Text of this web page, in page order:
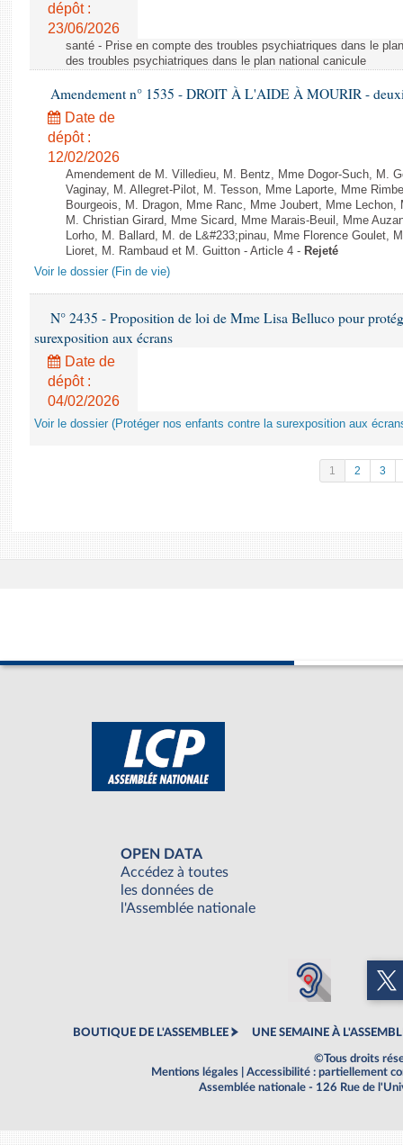
dépôt :
23/06/2026
santé - Prise en compte des troubles psychiatriques dans le
des troubles psychiatriques dans le plan national canicule
Amendement n° 1535 - DROIT À L'AIDE À MOURIR -
Date de
dépôt :
12/02/2026
Amendement de M. Villedieu, M. Bentz, Mme Dogor-Such, M.
Vaginay, M. Allegret-Pilot, M. Tesson, Mme Laporte, Mme
Bourgeois, M. Dragon, Mme Ranc, Mme Joubert, Mme
M. Christian Girard, Mme Sicard, Mme Marais-Beuil, Mme
Lorho, M. Ballard, M. de L&#233;pinau, Mme Florence Goulet,
Lioret, M. Rambaud et M. Guitton - Article 4 - Rejeté
Voir le dossier (Fin de vie)
N° 2435 - Proposition de loi de Mme Lisa Belluco pour
surexposition aux écrans
Date de
dépôt :
04/02/2026
Voir le dossier (Protéger nos enfants contre la surexposition aux
1 2 3
OPEN DATA
Accédez à toutes
les données de
l'Assemblée nationale
BOUTIQUE DE L'ASSEMBLEE UNE SEMAINE À
©Tous droits
Mentions légales
Accessibilité : partiellement
Assemblée nationale - 126 Rue de